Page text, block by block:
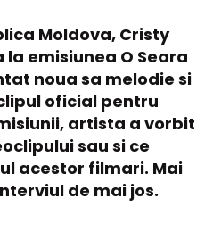
Moldova, Cristy
emisiunea O Seara
noua sa melodie si
oficial pentru
artista a vorbit
sau si ce
acestor filmari. Mai
de mai jos.